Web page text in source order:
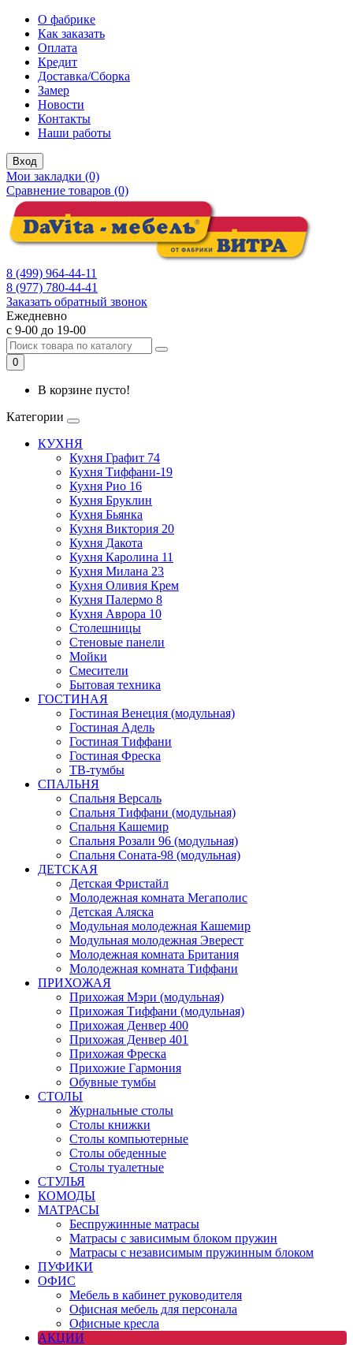
О фабрике
Как заказать
Оплата
Кредит
Доставка/Сборка
Замер
Новости
Контакты
Наши работы
Вход
Мои закладки (0)
Сравнение товаров (0)
8 (499) 964-44-11
8 (977) 780-44-41
Заказать обратный звонок
Ежедневно
с 9-00 до 19-00
0
В корзине пусто!
Категории
КУХНЯ
Кухня Графит 74
Кухня Тиффани-19
Кухня Рио 16
Кухня Бруклин
Кухня Бьянка
Кухня Виктория 20
Кухня Дакота
Кухня Каролина 11
Кухня Милана 23
Кухня Оливия Крем
Кухня Палермо 8
Кухня Аврора 10
Столешницы
Стеновые панели
Мойки
Смесители
Бытовая техника
ГОСТИНАЯ
Гостиная Венеция (модульная)
Гостиная Адель
Гостиная Тиффани
Гостиная Фреска
ТВ-тумбы
СПАЛЬНЯ
Спальня Версаль
Спальня Тиффани (модульная)
Спальня Кашемир
Спальня Розали 96 (модульная)
Спальня Соната-98 (модульная)
ДЕТСКАЯ
Детская Фристайл
Молодежная комната Мегаполис
Детская Аляска
Модульная молодежная Кашемир
Модульная молодежная Эверест
Молодежная комната Британия
Молодежная комната Тиффани
ПРИХОЖАЯ
Прихожая Мэри (модульная)
Прихожая Тиффани (модульная)
Прихожая Денвер 400
Прихожая Денвер 401
Прихожая Фреска
Прихожие Гармония
Обувные тумбы
СТОЛЫ
Журнальные столы
Столы книжки
Столы компьютерные
Столы обеденные
Столы туалетные
СТУЛЬЯ
КОМОДЫ
МАТРАСЫ
Беспружинные матрасы
Матрасы с зависимым блоком пружин
Матрасы с независимым пружинным блоком
ПУФИКИ
ОФИС
Мебель в кабинет руководителя
Офисная мебель для персонала
Офисные кресла
АКЦИИ